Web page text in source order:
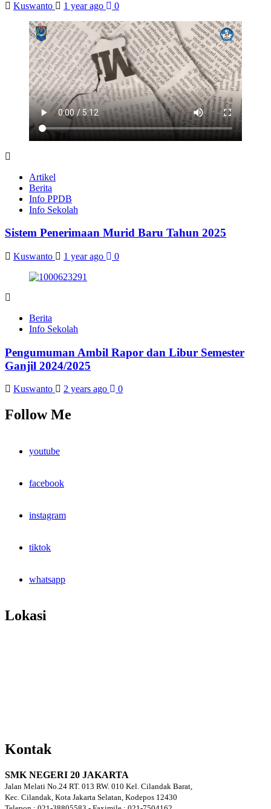
Kuswanto 1 year ago 0
Artikel
Berita
Info PPDB
Info Sekolah
Sistem Penerimaan Murid Baru Tahun 2025
Kuswanto 1 year ago 0
Berita
Info Sekolah
Pengumuman Ambil Rapor dan Libur Semester
Ganjil 2024/2025
Kuswanto 2 years ago 0
Follow Me
youtube
facebook
instagram
tiktok
whatsapp
Lokasi
Kontak
SMK NEGERI 20 JAKARTA
Jalan Melati No.24 RT. 013 RW. 010 Kel. Cilandak Barat,
Kec. Cilandak, Kota Jakarta Selatan, Kodepos 12430